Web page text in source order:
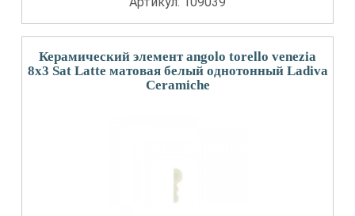
Керамический элемент angolo torello venezia
8x3 Sat Latte матовая белый однотонный Ladiva
Сeramiche